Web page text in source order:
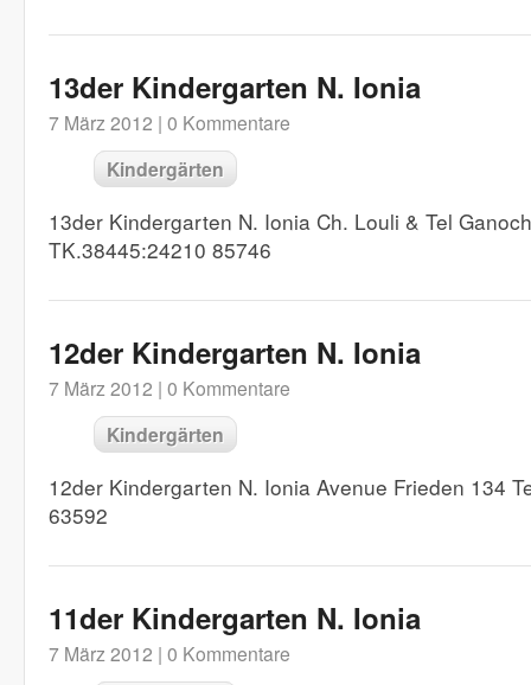
13der Kindergarten N. Ionia
7 März 2012 | 0 Kommentare
Kindergärten
13der Kindergarten N. Ionia Ch. Louli & Tel
TK.38445:24210 85746
12der Kindergarten N. Ionia
7 März 2012 | 0 Kommentare
Kindergärten
12der Kindergarten N. Ionia Avenue Frieden 134
63592
11der Kindergarten N. Ionia
7 März 2012 | 0 Kommentare